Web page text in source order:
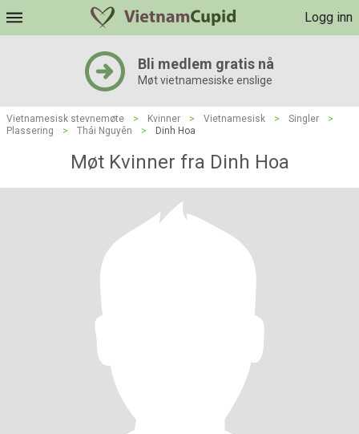
Logg inn
Bli medlem gratis nå
Møt vietnamesiske enslige
Vietnamesisk stevnemøte > Kvinner > Vietnamesisk > Singler
>
Plassering
> Thái Nguyên > Dinh Hoa
Møt Kvinner fra Dinh Hoa